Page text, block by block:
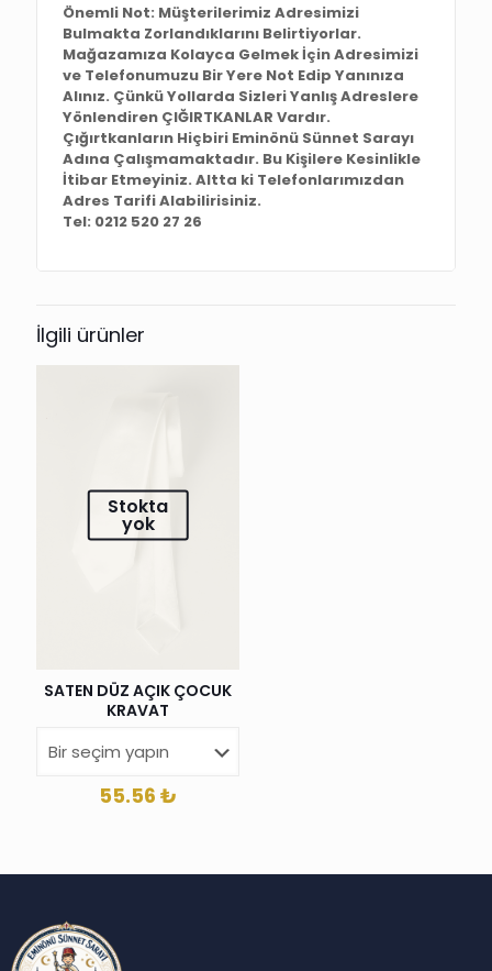
Önemli Not: Müşterilerimiz Adresimizi
Bulmakta Zorlandıklarını Belirtiyorlar.
Mağazamıza Kolayca Gelmek İçin Adresimizi
ve Telefonumuzu Bir Yere Not Edip Yanınıza
Alınız. Çünkü Yollarda Sizleri Yanlış Adreslere
Yönlendiren ÇIĞIRTKANLAR Vardır.
Çığırtkanların Hiçbiri Eminönü Sünnet Sarayı
Adına Çalışmamaktadır. Bu Kişilere Kesinlikle
İtibar Etmeyiniz. Altta ki Telefonlarımızdan
Adres Tarifi Alabilirisiniz.
Tel: 0212 520 27 26
İlgili ürünler
Stokta
yok
SATEN DÜZ AÇIK ÇOCUK
KRAVAT
55.56 ₺